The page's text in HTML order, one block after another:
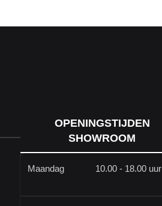
OPENINGSTIJDEN
SHOWROOM
Maandag 10.00 - 18.00 uur